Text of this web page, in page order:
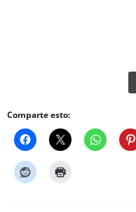
Comparte esto: